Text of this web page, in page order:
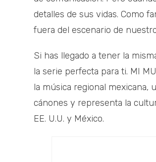
detalles de sus vidas. Como
fuera del escenario de
Si has llegado a tener la
la serie perfecta para ti. MI
la música regional mexicana,
cánones y representa la
EE. U.U. y México.